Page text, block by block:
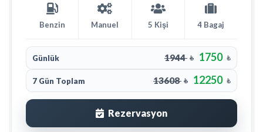
Benzin Manuel 5 Kişi 4 Bagaj
Günlük 1944 ₺ 1750 ₺
7 Gün Toplam 13608 ₺ 12250 ₺
Rezervasyon